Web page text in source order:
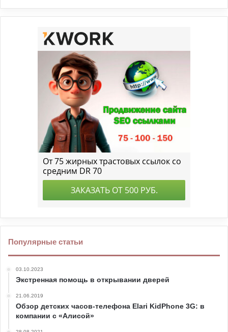
Популярные статьи
03.10.2023
Экстренная помощь в открывании дверей
21.06.2019
Обзор детских часов-телефона Elari KidPhone 3G: в
компании с «Алисой»